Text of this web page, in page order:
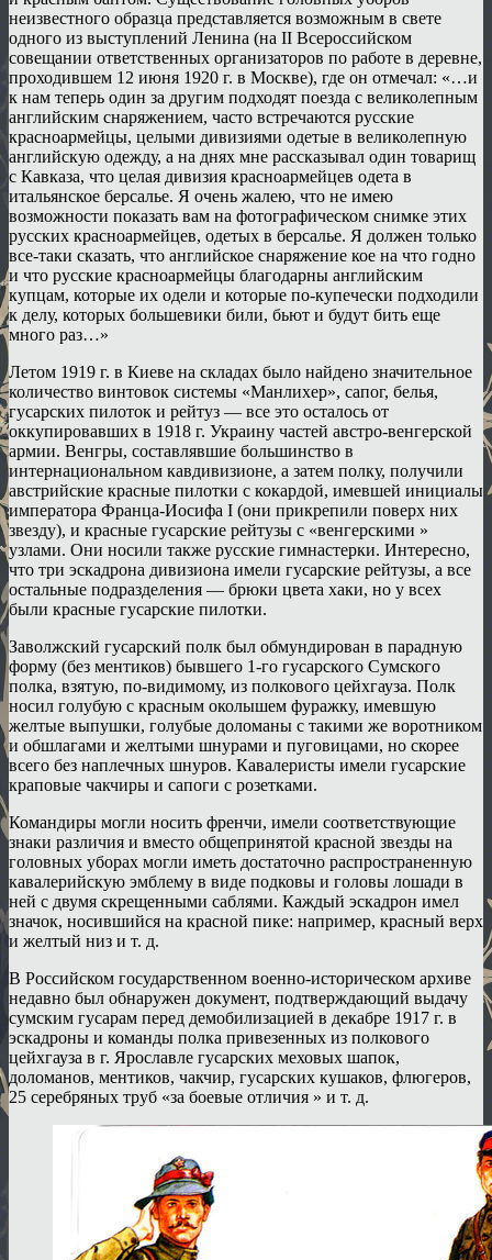
неизвестного образца представляется возможным в свете
одного из выступлений Ленина (на II Всероссийском
совещании ответственных организаторов по работе в деревне,
проходившем 12 июня 1920 г. в Москве), где он отмечал: «…и
к нам теперь один за другим подходят поезда с великолепным
английским снаряжением, часто встречаются русские
красноармейцы, целыми дивизиями одетые в великолепную
английскую одежду, а на днях мне рассказывал один товарищ
с Кавказа, что целая дивизия красноармейцев одета в
итальянское берсалье. Я очень жалею, что не имею
возможности показать вам на фотографическом снимке этих
русских красноармейцев, одетых в берсалье. Я должен только
все-таки сказать, что английское снаряжение кое на что годно
и что русские красноармейцы благодарны английским
купцам, которые их одели и которые по-купечески подходили
к делу, которых большевики били, бьют и будут бить еще
много раз…»
Летом 1919 г. в Киеве на складах было найдено значительное
количество винтовок системы «Манлихер», сапог, белья,
гусарских пилоток и рейтуз — все это осталось от
оккупировавших в 1918 г. Украину частей австро-венгерской
армии. Венгры, составлявшие большинство в
интернациональном кавдивизионе, а затем полку, получили
австрийские красные пилотки с кокардой, имевшей инициалы
императора Франца-Иосифа I (они прикрепили поверх них
звезду), и красные гусарские рейтузы с «венгерскими »
узлами. Они носили также русские гимнастерки. Интересно,
что три эскадрона дивизиона имели гусарские рейтузы, а все
остальные подразделения — брюки цвета хаки, но у всех
были красные гусарские пилотки.
Заволжский гусарский полк был обмундирован в парадную
форму (без ментиков) бывшего 1-го гусарского Сумского
полка, взятую, по-видимому, из полкового цейхгауза. Полк
носил голубую с красным околышем фуражку, имевшую
желтые выпушки, голубые доломаны с такими же воротником
и обшлагами и желтыми шнурами и пуговицами, но скорее
всего без наплечных шнуров. Кавалеристы имели гусарские
краповые чакчиры и сапоги с розетками.
Командиры могли носить френчи, имели соответствующие
знаки различия и вместо общепринятой красной звезды на
головных уборах могли иметь достаточно распространенную
кавалерийскую эмблему в виде подковы и головы лошади в
ней с двумя скрещенными саблями. Каждый эскадрон имел
значок, носившийся на красной пике: например, красный верх
и желтый низ и т. д.
В Российском государственном военно-историческом архиве
недавно был обнаружен документ, подтверждающий выдачу
сумским гусарам перед демобилизацией в декабре 1917 г. в
эскадроны и команды полка привезенных из полкового
цейхгауза в г. Ярославле гусарских меховых шапок,
доломанов, ментиков, чакчир, гусарских кушаков, флюгеров,
25 серебряных труб «за боевые отличия » и т. д.